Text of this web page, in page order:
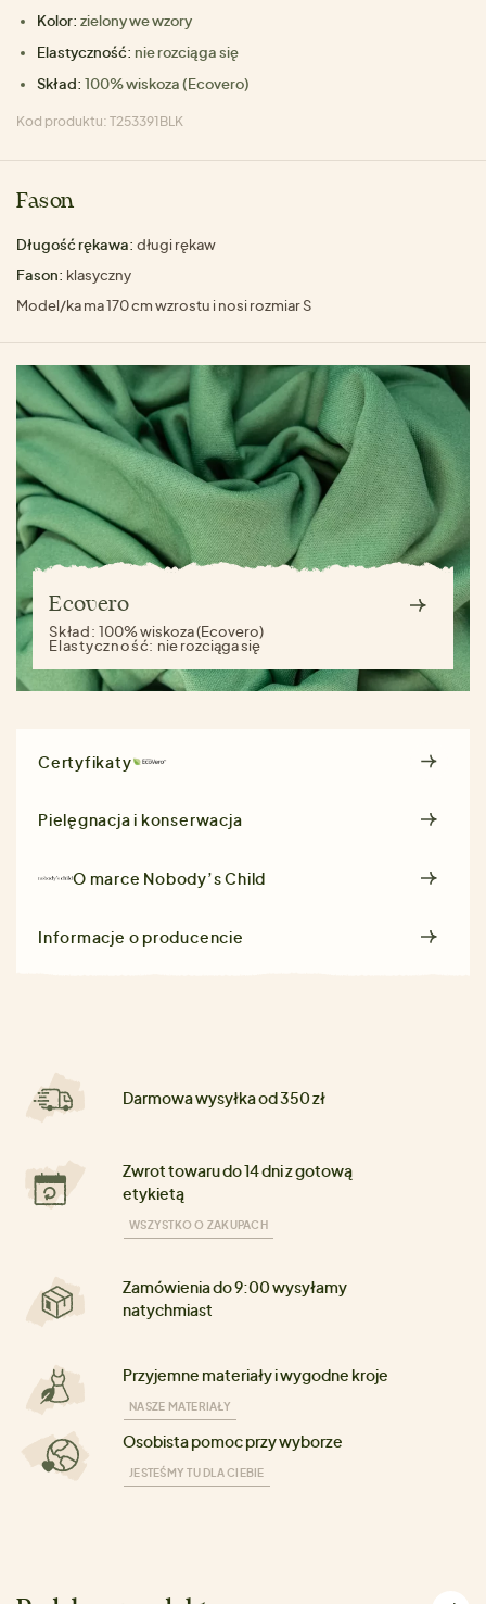
Kolor: zielony we wzory
Elastyczność: nie rozciąga się
Skład: 100% wiskoza (Ecovero)
Kod produktu: T253391BLK
Fason
Długość rękawa: długi rękaw
Fason: klasyczny
Model/ka ma 170 cm wzrostu i nosi rozmiar S
Ecovero
Skład:100% wiskoza (Ecovero)
Elastyczność: nie rozciąga się
Certyfikaty
Pielęgnacja i konserwacja
O marce Nobody’s Child
Informacje o producencie
Darmowa wysyłka od 350 zł
Zwrot towaru do 14 dni z gotową
etykietą
WSZYSTKO O ZAKUPACH
Zamówienia do 9:00 wysyłamy
natychmiast
Przyjemne materiały i wygodne kroje
NASZE MATERIAŁY
Osobista pomoc przy wyborze
JESTEŚMY TU DLA CIEBIE